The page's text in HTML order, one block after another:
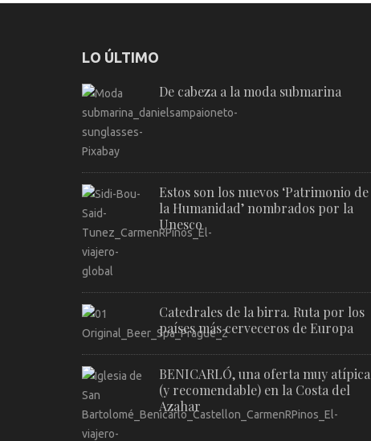
LO ÚLTIMO
De cabeza a la moda submarina
Estos son los nuevos ‘Patrimonio de
la Humanidad’ nombrados por la
Unesco
Catedrales de la birra. Ruta por los
países más cerveceros de Europa
BENICARLÓ, una oferta muy atípica
(y recomendable) en la Costa del
Azahar